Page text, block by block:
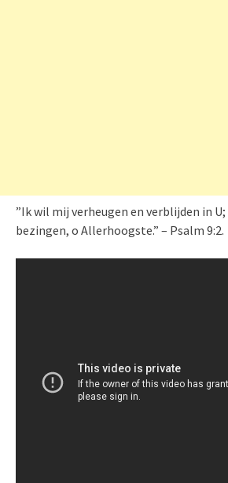
”Ik wil mij verheugen en verblijden in
bezingen, o Allerhoogste.” – Psalm 9:2.